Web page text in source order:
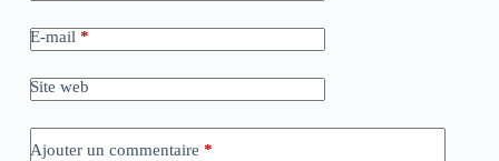
E-mail *
Site web
Ajouter un commentaire *